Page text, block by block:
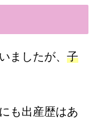
ましたが、 子
も出産歴はあ